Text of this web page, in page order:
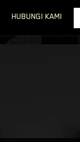
HUBUNGI KAMI